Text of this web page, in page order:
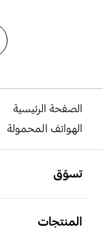
الصفحة الرئيسية
الهواتف المحمولة
تسوّق
المنتجات